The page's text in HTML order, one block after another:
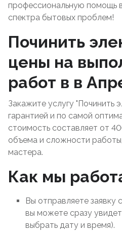
профессиональную помощь
спектра бытовых проблем!
Починить
цены на
работ в в
Закажите услугу "Починить
гарантией и по самой
стоимость составляет от
объема и сложности
мастера.
Как мы
Вы отправляете заявку
вы можете сразу
выбрать дату и время).